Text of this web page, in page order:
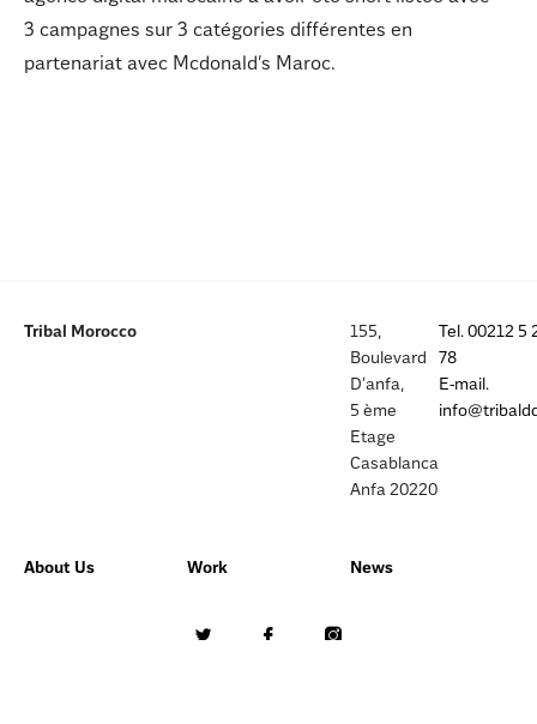
3 campagnes sur 3 catégories différentes en
partenariat avec Mcdonald’s Maroc.
Tribal Morocco
155,
Boulevard
D’anfa,
5 ème
Etage
Casablanca
Anfa 20220
Tel. 00212 5
78
E-mail.
About Us Work News